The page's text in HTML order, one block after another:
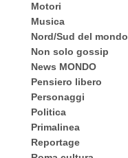
Motori
Musica
Nord/Sud del mondo
Non solo gossip
News MONDO
Pensiero libero
Personaggi
Politica
Primalinea
Reportage